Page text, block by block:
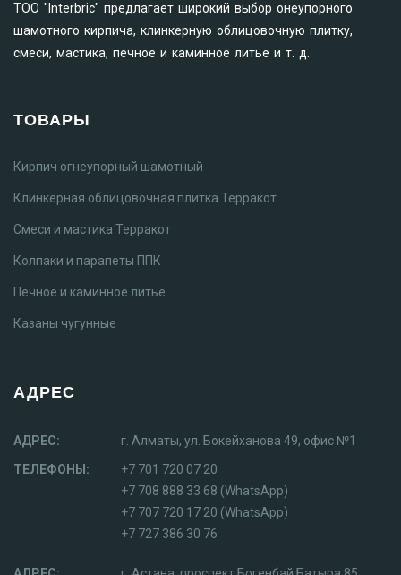
ТОО "Interbric" предлагает широкий выбор онеупорного
шамотного кирпича, клинкерную облицовочную плитку,
смеси, мастика, печное и каминное литье и т. д.
ТОВАРЫ
Кирпич огнеупорный шамотный
Клинкерная облицовочная плитка Терракот
Смеси и мастика Терракот
Колпаки и парапеты ППК
Печное и каминное литье
Казаны чугунные
АДРЕС
АДРЕС:
г. Алматы, ул. Бокейханова 49, офис №1
ТЕЛЕФОНЫ:
+7 701 720 07 20
+7 708 888 33 68 (WhatsApp)
+7 707 720 17 20 (WhatsApp)
+7 727 386 30 76